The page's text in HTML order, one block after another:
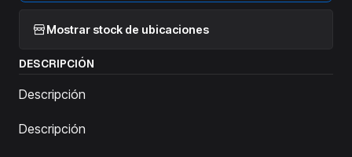
Mostrar stock de ubicaciones
DESCRIPCIÓN
Descripción
Descripción